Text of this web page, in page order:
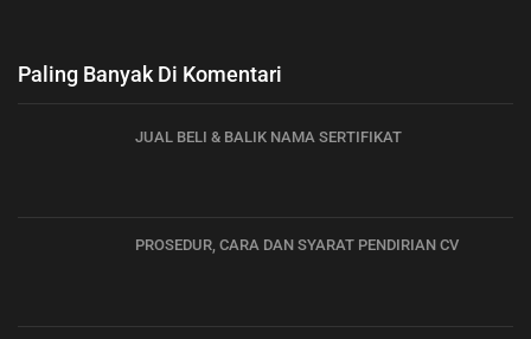
Paling Banyak Di Komentari
JUAL BELI & BALIK NAMA SERTIFIKAT
PROSEDUR, CARA DAN SYARAT PENDIRIAN CV